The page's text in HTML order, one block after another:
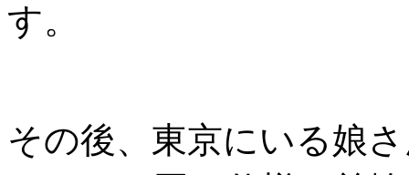
す。
その後、東京にいる娘